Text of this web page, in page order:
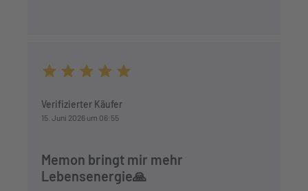
Verifizierter Käufer
15. Juni 2026 um 06:55
Memon bringt mir mehr
Lebensenergie🙏